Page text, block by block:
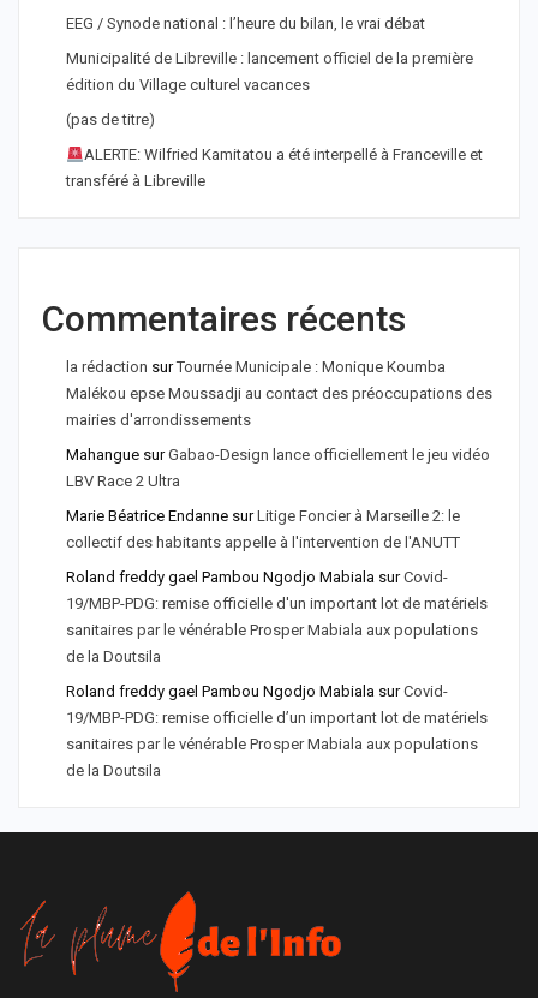
EEG / Synode national : l’heure du bilan, le vrai débat
Municipalité de Libreville : lancement officiel de la première
édition du Village culturel vacances
(pas de titre)
ALERTE: Wilfried Kamitatou a été interpellé à Franceville et
transféré à Libreville
Commentaires récents
la rédaction surTournée Municipale : Monique Koumba
Malékou epse Moussadji au contact des préoccupations des
mairies d'arrondissements
Mahangue surGabao-Design lance officiellement le jeu vidéo
LBV Race 2 Ultra
Marie Béatrice Endanne surLitige Foncier à Marseille 2: le
collectif des habitants appelle à l'intervention de l'ANUTT
Roland freddy gael Pambou Ngodjo Mabiala surCovid-
19/MBP-PDG: remise officielle d'un important lot de matériels
sanitaires par le vénérable Prosper Mabiala aux populations
de la Doutsila
Roland freddy gael Pambou Ngodjo Mabiala surCovid-
19/MBP-PDG: remise officielle d’un important lot de matériels
sanitaires par le vénérable Prosper Mabiala aux populations
de la Doutsila